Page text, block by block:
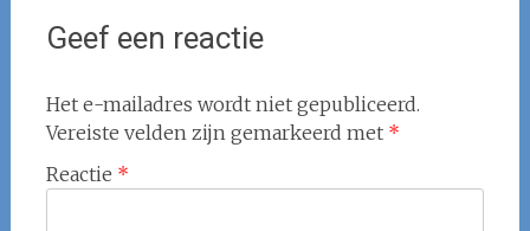
Geef een reactie
Het e-mailadres wordt niet gepubliceerd.
Vereiste velden zijn gemarkeerd met *
Reactie *